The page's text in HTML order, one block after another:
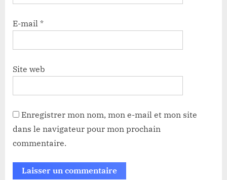
E-mail *
Site web
Enregistrer mon nom, mon e-mail et mon site
dans le navigateur pour mon prochain
commentaire.